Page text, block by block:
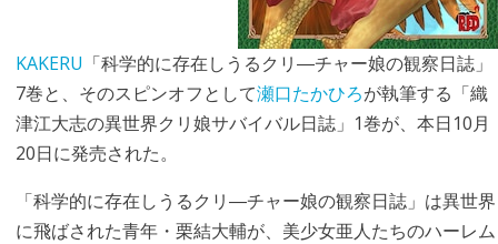
KAKERU 「科学的に存在しうるクリ―チャー娘の観察日誌」
7巻と、そのスピンオフとして瀬口たかひろが執筆する「織
津江大志の異世界クリ娘サバイバル日誌」1巻が、本日10月
20日に発売された。
「科学的に存在しうるクリ―チャー娘の観察日誌」は異世界
に飛ばされた青年・栗結大輔が、美少女亜人たちのハーレム